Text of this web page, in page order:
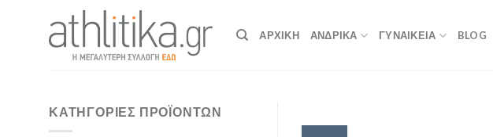
ΑΡΧΙΚΉ ΑΝΔΡΙΚΑ ΓΥΝΑΙΚΕΙΑ BLOG
ΚΑΤΗΓΟΡΊΕΣ ΠΡΟΪΌΝΤΩΝ